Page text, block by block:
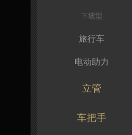
下坡型
旅行车
电动助力
立管
车把手